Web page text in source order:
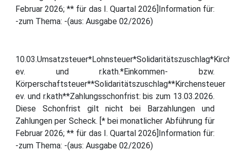
Februar 2026; ** für das I. Quartal 2026]Information für:
-zum Thema: -(aus: Ausgabe 02/2026)
ev. und r.kath.*Einkommen- bzw.
Körperschaftsteuer**Solidaritätszuschlag**Kirchensteuer
ev. und r.kath**Zahlungsschonfrist: bis zum 13.03.2026.
Diese Schonfrist gilt nicht bei Barzahlungen und
Zahlungen per Scheck. [* bei monatlicher Abführung für
Februar 2026; ** für das I. Quartal 2026]Information für:
-zum Thema: -(aus: Ausgabe 02/2026)